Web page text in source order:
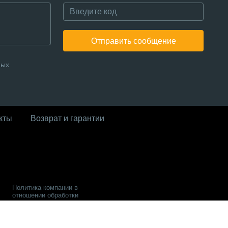
Отправить сообщение
Возврат и гарантии
Политика компании в
отношении обработки
персональных данных